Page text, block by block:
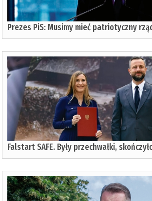
Prezes PiS: Musimy mieć patriotyczny
Falstart SAFE. Były przechwałki,